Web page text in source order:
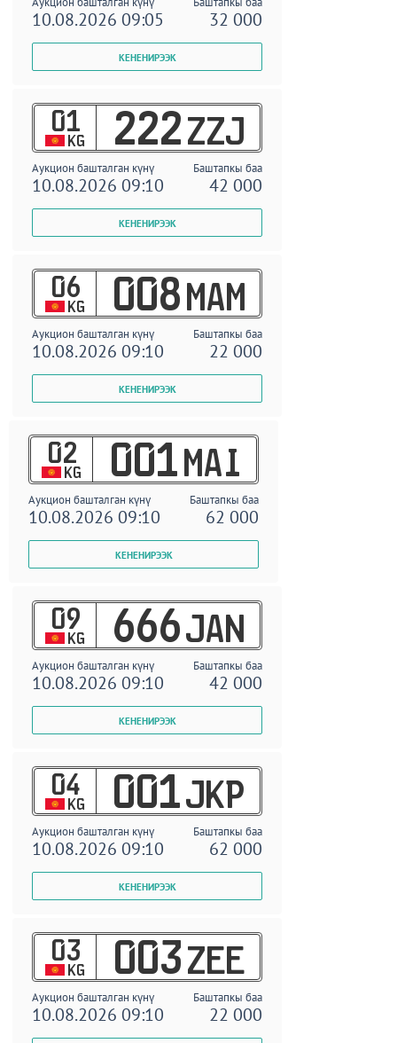
10.08.2026 09:05 32 000
01
KG 222 ZZJ
Аукцион башталган күнү Баштапкы баа
10.08.2026 09:10 42 000
06
KG 008 MAM
Аукцион башталган күнү Баштапкы баа
10.08.2026 09:10 22 000
02
KG 001 MAI
Аукцион башталган күнү Баштапкы баа
10.08.2026 09:10 62 000
09
KG 666 JAN
Аукцион башталган күнү Баштапкы баа
10.08.2026 09:10 42 000
04
KG 001 JKP
Аукцион башталган күнү Баштапкы баа
10.08.2026 09:10 62 000
03
KG 003 ZEE
Аукцион башталган күнү Баштапкы баа
10.08.2026 09:10 22 000